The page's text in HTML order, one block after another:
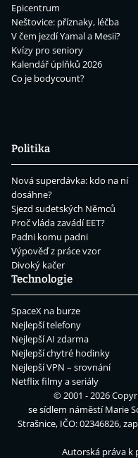
Epicentrum
Neštovice: příznaky, léčba
V čem jezdí Yamal a Mesii?
Kvízy pro seniory
Kalendář úplňků 2026
Co je bodycount?
Politika
Nová superdávka: kdo na ní
dosáhne?
Sjezd sudetských Němců
Proč vláda zavádí EET?
Padni komu padni
Výpověď z práce vzor
Divoký kačer
Technologie
SpaceX na burze
Nejlepší telefony
Nejlepší AI zdarma
Nejlepší chytré hodinky
Nejlepší VPN – srovnání
Netflix filmy a seriály
© 2001 - 2026
se sídlem náměstí Marie
Strašnice, IČO: 02346826,
Autorská práva k